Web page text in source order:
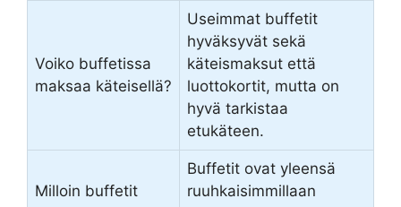
Voiko buffetissa
maksaa käteisellä?
Useimmat buffetit
hyväksyvät sekä
käteismaksut että
luottokortit, mutta on
hyvä tarkistaa
etukäteen.
Milloin buffetit
Buffetit ovat yleensä
ruuhkaisimmillaan